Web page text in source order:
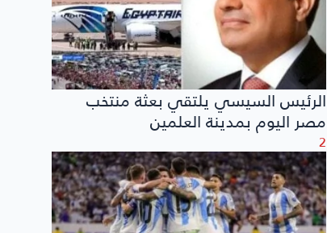
الرئيس السيسي يلتقي بعثة منتخب
مصر اليوم بمدينة العلمين
2